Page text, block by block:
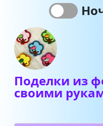
Поделки из
своими